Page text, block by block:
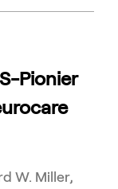
Pionier
W. Miller,